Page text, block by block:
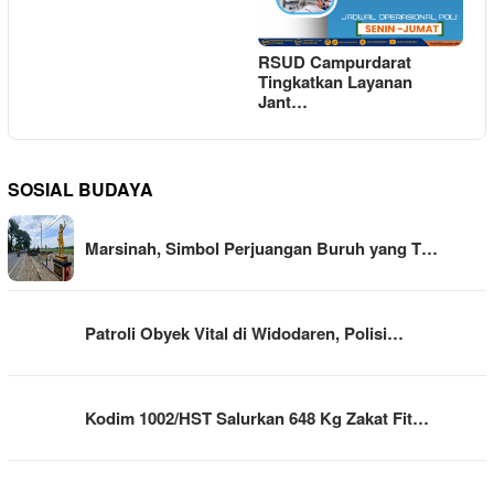
RSUD Campurdarat
Tingkatkan Layanan
Jant…
SOSIAL BUDAYA
Marsinah, Simbol Perjuangan Buruh yang T…
Patroli Obyek Vital di Widodaren, Polisi…
Kodim 1002/HST Salurkan 648 Kg Zakat Fit…